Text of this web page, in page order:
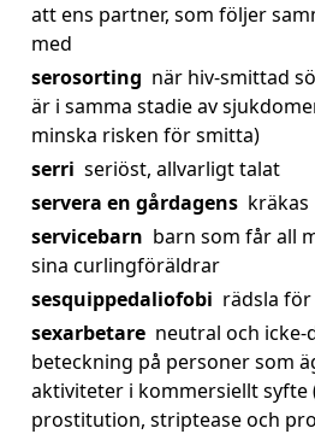
att ens partner, som följer
med
serosorting när hiv-smittad
är i samma stadie av
minska risken för smitta)
serri seriöst, allvarligt talat
servera en gårdagens kräkas
servicebarn barn som får all
sina curlingföräldrar
sesquippedaliofobi rädsla
sexarbetare neutral och
beteckning på personer som
aktiviteter i kommersiellt syfte
prostitution, striptease och